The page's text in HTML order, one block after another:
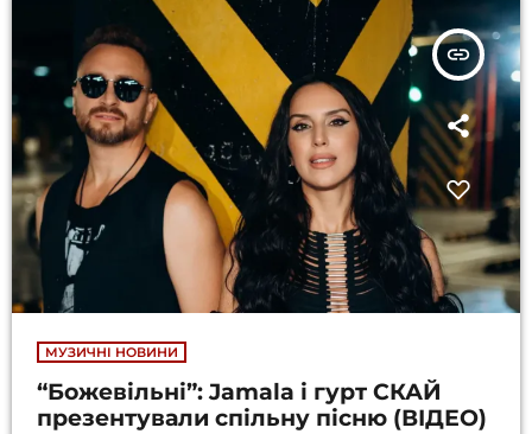
insert_link
МУЗИЧНІ НОВИНИ
“Божевільні”: Jamala і гурт СКАЙ
презентували спільну пісню (ВІДЕО)